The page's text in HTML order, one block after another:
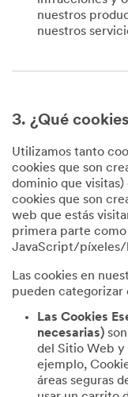
nuestros
nuestros
3. ¿Qué
Utilizamos tanto
cookies que son
dominio que
cookies que son
web que estás
primera parte
JavaScript/
Las cookies en
pueden categorizar
Las Cookies
necesarias)
del Sitio Web y
ejemplo,
áreas seguras